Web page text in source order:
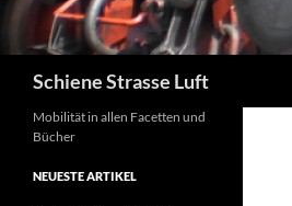
Schiene Strasse Luft
Mobilität in allen Facetten und
Bücher
NEUESTE ARTIKEL